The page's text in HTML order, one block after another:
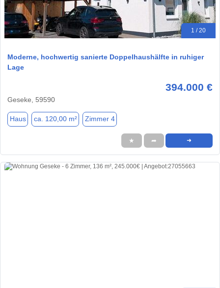
1 / 20
Moderne, hochwertig sanierte Doppelhaushälfte in ruhiger
Lage
394.000 €
Geseke, 59590
Haus ca. 120,00 m² Zimmer 4
★ ➦ ➜